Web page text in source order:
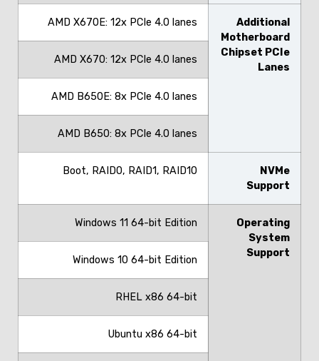
Additional
Motherboard
Chipset PCIe
Lanes
AMD X670E: 12x PCIe 4.0 lanes
AMD X670: 12x PCIe 4.0 lanes
AMD B650E: 8x PCIe 4.0 lanes
AMD B650: 8x PCIe 4.0 lanes
NVMe
Support
Boot, RAID0, RAID1, RAID10
Operating
System
Support
Windows 11 64-bit Edition
Windows 10 64-bit Edition
RHEL x86 64-bit
Ubuntu x86 64-bit